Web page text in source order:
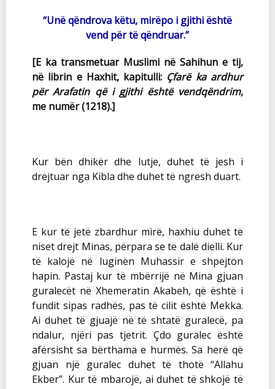
“Unë qëndrova këtu, mirëpo i gjithi është
vend për të qëndruar.”
[E ka transmetuar Muslimi në Sahihun e tij,
në librin e Haxhit, kapitulli: Çfarë ka ardhur
për Arafatin që i gjithi është vendqëndrim,
me numër (1218).]
Kur bën dhikër dhe lutje, duhet të jesh i
drejtuar nga Kibla dhe duhet të ngresh duart.
E kur të jetë zbardhur mirë, haxhiu duhet të
niset drejt Minas, përpara se të dalë dielli. Kur
të kalojë në luginën Muhassir e shpejton
hapin. Pastaj kur të mbërrijë në Mina gjuan
guralecët në Xhemeratin Akabeh, që është i
fundit sipas radhës, pas të cilit është Mekka.
Ai duhet të gjuajë në të shtatë guralecë, pa
ndalur, njëri pas tjetrit. Çdo guralec është
afërsisht sa bërthama e hurmës. Sa herë që
gjuan një guralec duhet të thotë “Allahu
Ekber”. Kur të mbarojë, ai duhet të shkojë të